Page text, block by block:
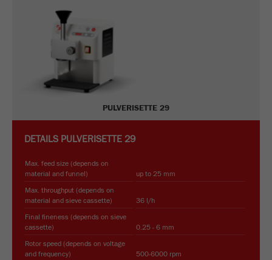
PULVERISETTE 29
DETAILS PULVERISETTE 29
Max. feed size (depends on
material and funnel)
up to 25 mm
Max. throughput (depends on
material and sieve cassette)
36 l/h
Final fineness (depends on sieve
cassette)
0.25 - 6 mm
Rotor speed (depends on voltage
and frequency)
500-6000 rpm